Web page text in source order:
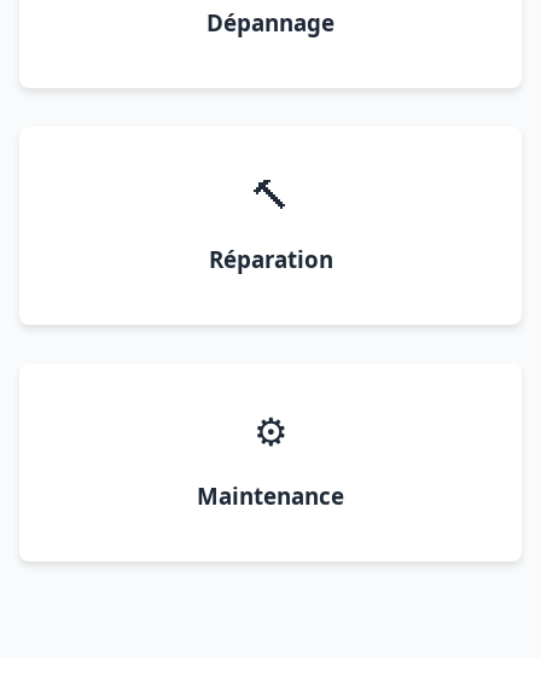
Dépannage
🔨
Réparation
⚙️
Maintenance